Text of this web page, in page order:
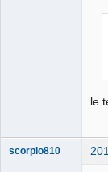
le
scorpio810